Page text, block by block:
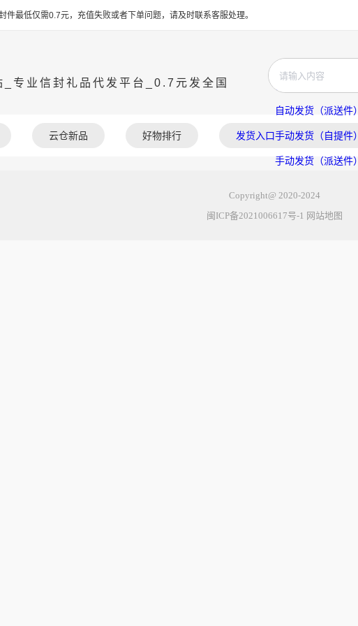
件最低仅需0.7元，充值失败或者下单问题，请及时联系客服处理。
_专业信封礼品代发平台_0.7元发全国
云仓新品 好物排行 发货入口
自动发货（派送件）
手动发货（自提件）
手动发货（派送件）
Copyright@ 2020-2024
闽ICP备2021006617号-1 网站地图